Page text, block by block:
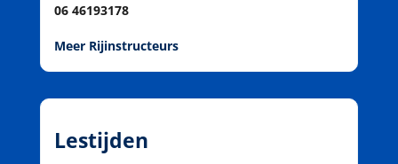
06 46193178
Meer Rijinstructeurs
Lestijden